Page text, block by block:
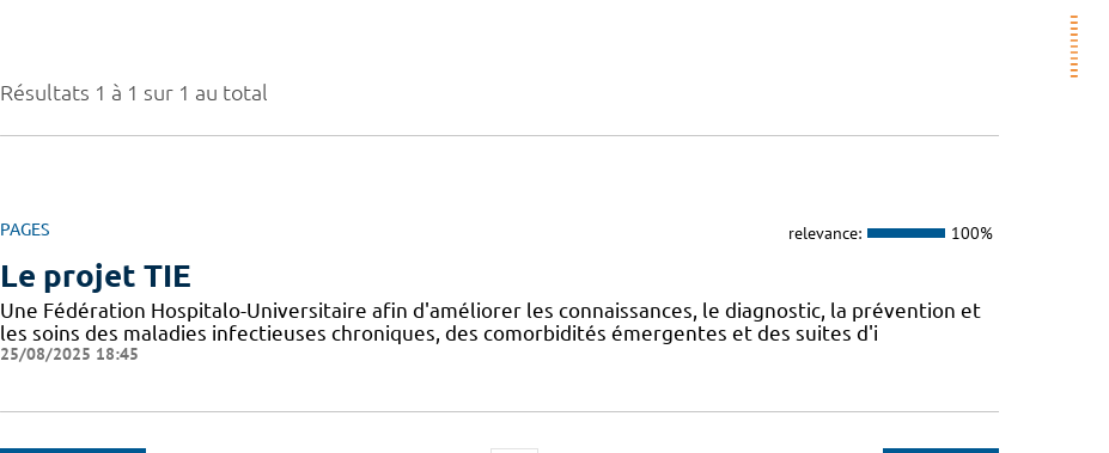
Résultats 1 à 1 sur 1 au total
PAGES relevance: 100%
Le projet TIE
Une Fédération Hospitalo-Universitaire afin d'améliorer les connaissances, le diagnostic, la prévention et
les soins des maladies infectieuses chroniques, des comorbidités émergentes et des suites d'i
25/08/2025 18:45